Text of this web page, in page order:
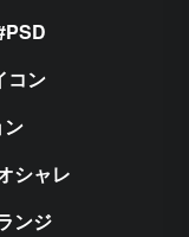
PSD
コン
ン
シャレ
ンジ